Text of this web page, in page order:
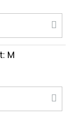
M